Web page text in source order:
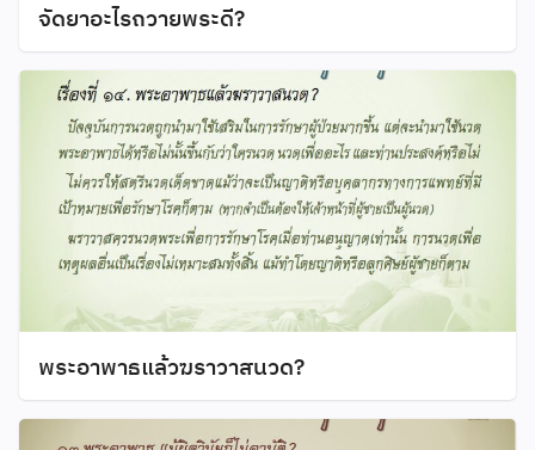
จัดยาอะไรถวายพระดี?
พระอาพาธแล้วฆราวาสนวด?